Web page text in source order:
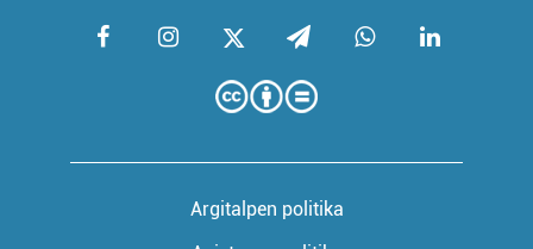
Argitalpen politika